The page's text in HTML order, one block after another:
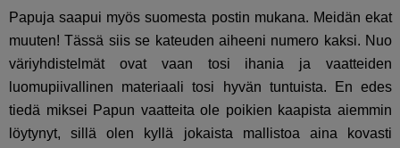
Papuja saapui myös suomesta postin mukana. Meidän ekat
muuten! Tässä siis se kateuden aiheeni numero kaksi. Nuo
väriyhdistelmät ovat vaan tosi ihania ja vaatteiden
luomupiivallinen materiaali tosi hyvän tuntuista. En edes
tiedä miksei Papun vaatteita ole poikien kaapista aiemmin
löytynyt, sillä olen kyllä jokaista mallistoa aina kovasti